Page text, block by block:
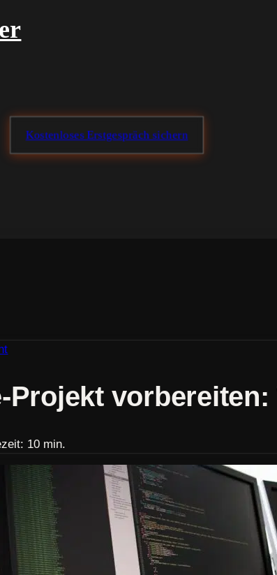
Kostenloses Erstgespräch sichern
Projekt
10 min.